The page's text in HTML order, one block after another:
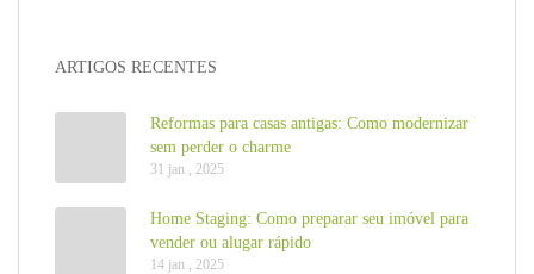
ARTIGOS RECENTES
Reformas para casas antigas: Como modernizar
sem perder o charme
31 jan , 2025
Home Staging: Como preparar seu imóvel para
vender ou alugar rápido
14 jan , 2025